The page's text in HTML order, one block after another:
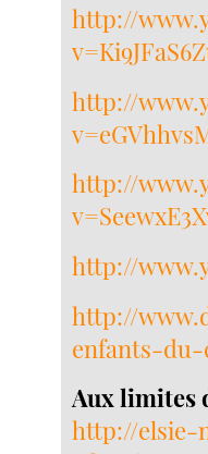
http://
http://
http://
http://
http://
enfants-
Aux limites
http://elsie-